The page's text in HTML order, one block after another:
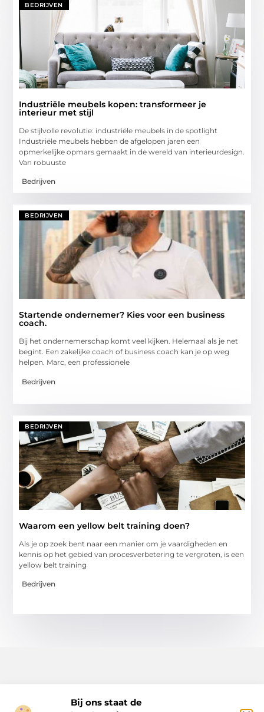
Bij ons staat de
BEDRIJVEN
Industriële meubels kopen: transformeer je
interieur met stijl
De stijlvolle revolutie: industriële meubels in de spotlight
Industriële meubels hebben de afgelopen jaren een
opmerkelijke opmars gemaakt in de wereld van interieurdesign.
Van robuuste
Bedrijven
BEDRIJVEN
Startende ondernemer? Kies voor een business
coach.
Bij het ondernemerschap komt veel kijken. Helemaal als je net
begint. Een zakelijke coach of business coach kan je op weg
helpen. Marc, een professionele
Bedrijven
BEDRIJVEN
Waarom een yellow belt training doen?
Als je op zoek bent naar een manier om je vaardigheden en
kennis op het gebied van procesverbetering te vergroten, is een
yellow belt training
Bedrijven